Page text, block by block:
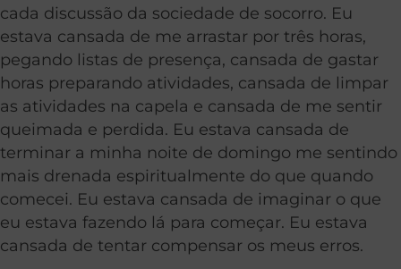
cada discussão da sociedade de socorro. Eu
estava cansada de me arrastar por três horas,
pegando listas de presença, cansada de gastar
horas preparando atividades, cansada de limpar
as atividades na capela e cansada de me sentir
queimada e perdida. Eu estava cansada de
terminar a minha noite de domingo me sentindo
mais drenada espiritualmente do que quando
comecei. Eu estava cansada de imaginar o que
eu estava fazendo lá para começar. Eu estava
cansada de tentar compensar os meus erros.